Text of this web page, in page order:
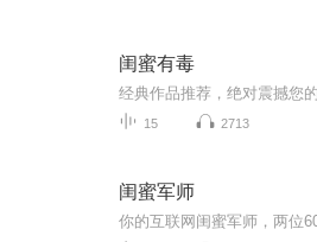
闺蜜有毒
15 2713
闺蜜军师